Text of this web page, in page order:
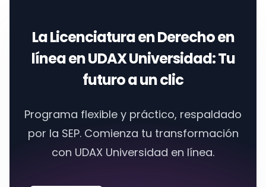
LaLicenciatura en Derecho en
líneaenUDAX Universidad: Tu
futuro a un clic
Programa flexible y práctico, respaldado
por la SEP. Comienza tu transformación
con UDAX Universidad en línea.